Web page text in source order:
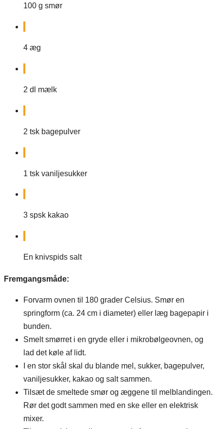
100 g smør
4 æg
2 dl mælk
2 tsk bagepulver
1 tsk vaniljesukker
3 spsk kakao
En knivspids salt
Fremgangsmåde:
Forvarm ovnen til 180 grader Celsius. Smør en
springform (ca. 24 cm i diameter) eller læg bagepapir i
bunden.
Smelt smørret i en gryde eller i mikrobølgeovnen, og
lad det køle af lidt.
I en stor skål skal du blande mel, sukker, bagepulver,
vaniljesukker, kakao og salt sammen.
Tilsæt de smeltede smør og æggene til melblandingen.
Rør det godt sammen med en ske eller en elektrisk
mixer.